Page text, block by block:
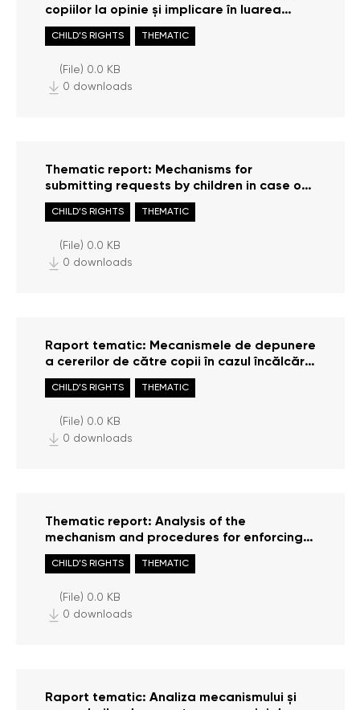
copiilor la opinie și implicare în luarea
deciziilor
(File) 0.0 KB
CHILD’S RIGHTS THEMATIC
0 downloads
Thematic report: Mechanisms for
submitting requests by children in case of
violation of their rights
(File) 0.0 KB
CHILD’S RIGHTS THEMATIC
0 downloads
Raport tematic: Mecanismele de depunere
a cererilor de către copii în cazul încălcării
drepturilor acestora
(File) 0.0 KB
CHILD’S RIGHTS THEMATIC
0 downloads
Thematic report: Analysis of the
mechanism and procedures for enforcing
child support
(File) 0.0 KB
CHILD’S RIGHTS THEMATIC
0 downloads
Raport tematic: Analiza mecanismului și